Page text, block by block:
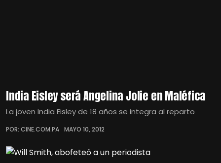
India Eisley será Angelina Jolie en Maléfica
La joven India Eisley de 18 años se integra al reparto
POR: CINE.COM.PA MAYO 10, 2012